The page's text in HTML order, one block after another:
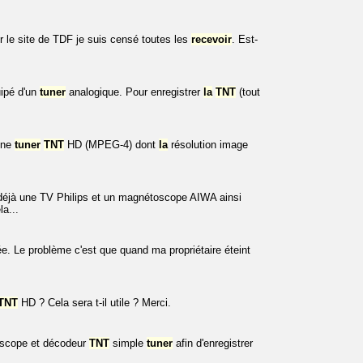
le site de TDF je suis censé toutes les recevoir. Est-
d'un tuner analogique. Pour enregistrer la TNT (tout
tuner TNT HD (MPEG-4) dont larésolution image
une TV Philips et un magnétoscope AIWA ainsi
Le problème c'est que quand ma propriétaire éteint
HD ? Cela sera t-il utile ? Merci.
et décodeur TNT simple tuner afin d'enregistrer